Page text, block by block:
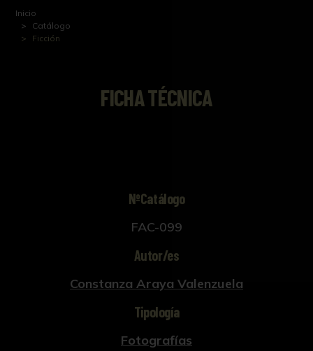
Inicio
Catálogo
Ficción
FICHA TÉCNICA
NºCatálogo
FAC-099
Autor/es
Constanza Araya Valenzuela
Tipología
Fotografías